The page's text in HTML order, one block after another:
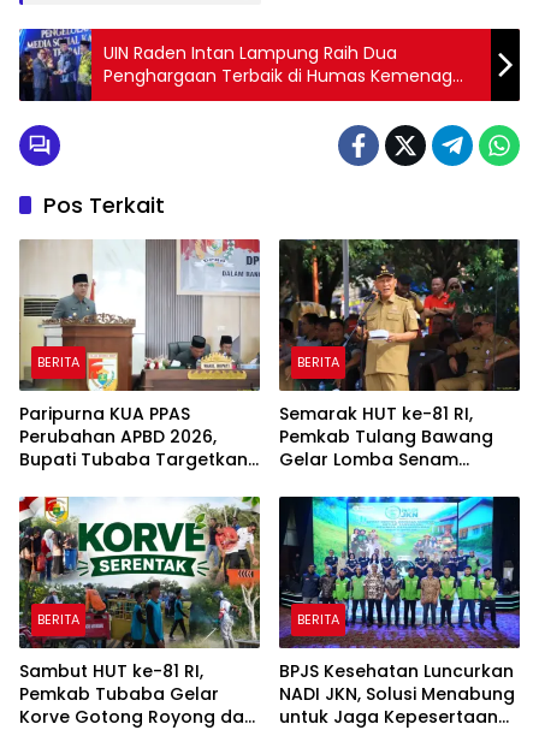
UIN Raden Intan Lampung Raih Dua
Penghargaan Terbaik di Humas Kemenag
Award 2025
Pos Terkait
BERITA
Paripurna KUA PPAS
Perubahan APBD 2026,
Bupati Tubaba Targetkan
Rp820,3 Miliar
BERITA
Semarak HUT ke-81 RI,
Pemkab Tulang Bawang
Gelar Lomba Senam
BERITA
Sambut HUT ke-81 RI,
Pemkab Tubaba Gelar
Korve Gotong Royong dan
BERITA
BPJS Kesehatan Luncurkan
NADI JKN, Solusi Menabung
untuk Jaga Kepesertaan